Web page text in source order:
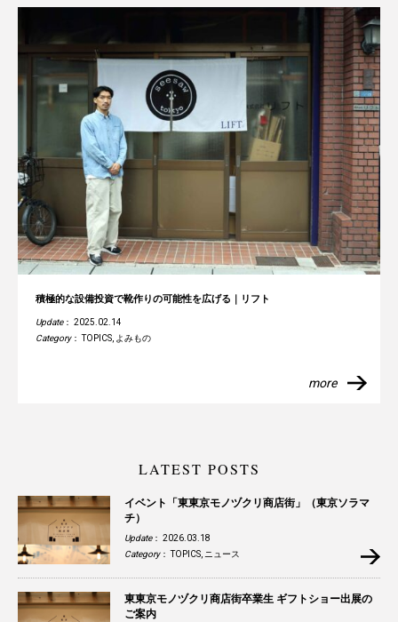
積極的な設備投資で靴作りの可能性を広げる｜リフト
Update： 2025.02.14
Category：TOPICS, よみもの
more
LATEST POSTS
イベント「東東京モノヅクリ商店街」（東京ソラマ
チ）
Update： 2026.03.18
Category：TOPICS,ニュース
東東京モノヅクリ商店街卒業生 ギフトショー出展の
ご案内